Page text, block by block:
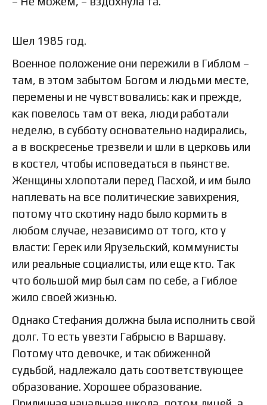
Шел 1985 год.
Военное положение они пережили в Гиблом –
там, в этом забытом Богом и людьми месте,
перемены и не чувствовались: как и прежде,
как повелось там от века, люди работали
неделю, в субботу основательно надирались,
а в воскресенье трезвели и шли в церковь или
в костел, чтобы исповедаться в пьянстве.
Женщины хлопотали перед Пасхой, и им было
наплевать на все политические завихрения,
потому что скотину надо было кормить в
любом случае, независимо от того, кто у
власти: Герек или Ярузельский, коммунисты
или реальные социалисты, или еще кто. Так
что большой мир был сам по себе, а Гиблое
жило своей жизнью.
Однако Стефания должна была исполнить свой
долг. То есть увезти Габрысю в Варшаву.
Потому что девочке, и так обиженной
судьбой, надлежало дать соответствующее
образование. Хорошее образование.